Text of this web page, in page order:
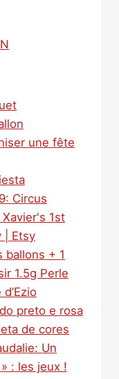
une fête
Circus
1st
| Etsy
ballons + 1
1.5g Perle
preto e rosa
de cores
Un
: les jeux !